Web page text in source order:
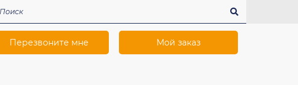
Перезвоните мне Мой заказ